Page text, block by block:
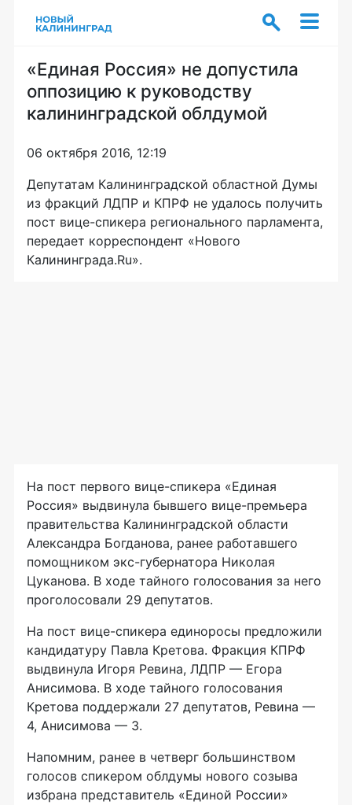
«Единая Россия» не допустила
оппозицию к руководству
калининградской облдумой
06 октября 2016, 12:19
Депутатам Калининградской областной Думы
из фракций ЛДПР и КПРФ не удалось получить
пост вице-спикера регионального парламента,
передает корреспондент «Нового
Калининграда.Ru».
На пост первого вице-спикера «Единая
Россия» выдвинула бывшего вице-премьера
правительства Калининградской области
Александра Богданова, ранее работавшего
помощником экс-губернатора Николая
Цуканова. В ходе тайного голосования за него
проголосовали 29 депутатов.
На пост вице-спикера единоросы предложили
кандидатуру Павла Кретова. Фракция КПРФ
выдвинула Игоря Ревина, ЛДПР — Егора
Анисимова. В ходе тайного голосования
Кретова поддержали 27 депутатов, Ревина —
4, Анисимова — 3.
Напомним, ранее в четверг большинством
голосов спикером облдумы нового созыва
избрана представитель «Единой России»